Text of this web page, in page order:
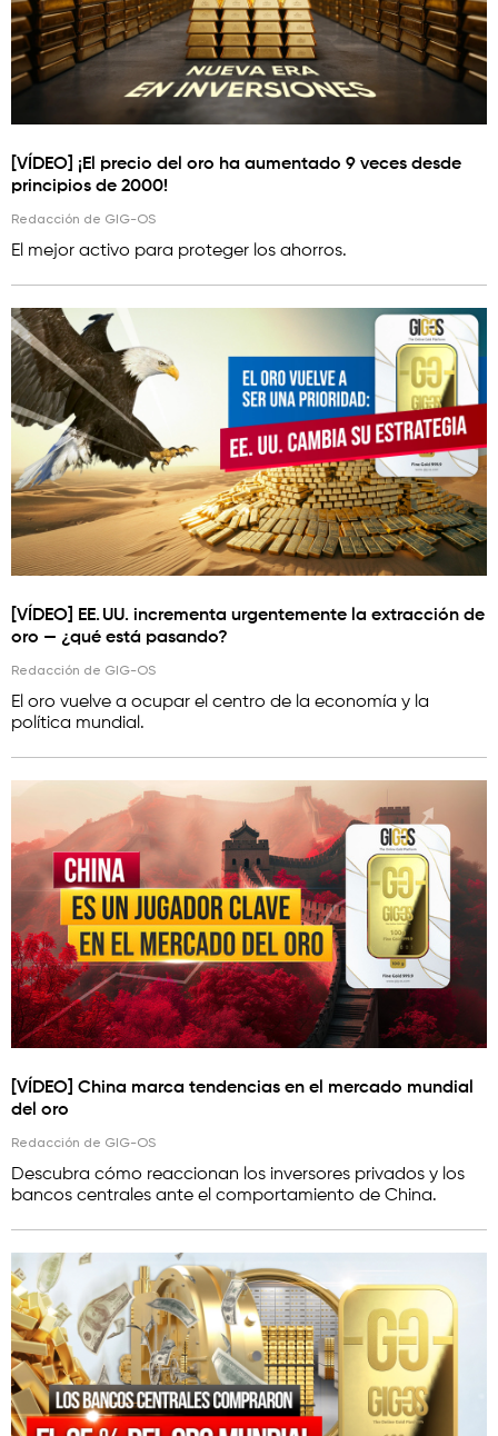
[VÍDEO] ¡El precio del oro ha aumentado 9 veces desde
principios de 2000!
Redacción de GIG-OS
El mejor activo para proteger los ahorros.
[VÍDEO] EE. UU. incrementa urgentemente la extracción de
oro — ¿qué está pasando?
Redacción de GIG-OS
El oro vuelve a ocupar el centro de la economía y la
política mundial.
[VÍDEO] China marca tendencias en el mercado mundial
del oro
Redacción de GIG-OS
Descubra cómo reaccionan los inversores privados y los
bancos centrales ante el comportamiento de China.